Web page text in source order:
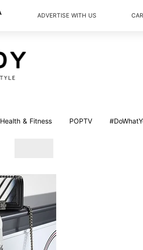
ADVERTISE WITH US
Health & Fitness POPTV